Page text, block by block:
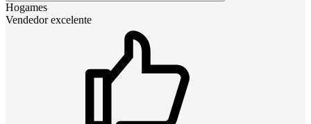
Hogames
Vendedor excelente